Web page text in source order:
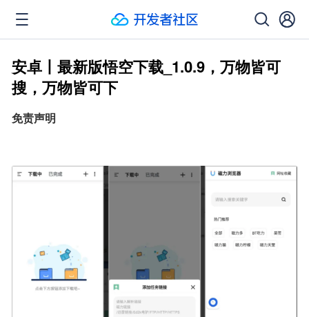
安卓丨最新版悟空下载_1.0.9，万物皆可
搜，万物皆可下
免责声明